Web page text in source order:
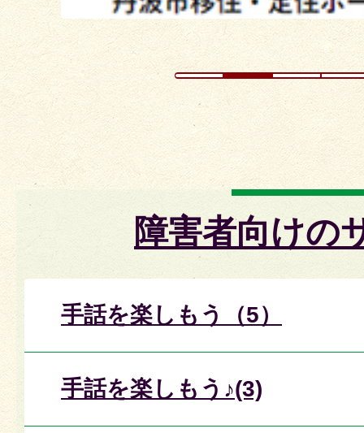
障害者向けの
手話を楽しもう（5）
手話を楽しもう♪(3)